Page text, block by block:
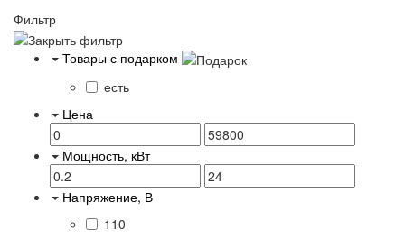
Фильтр
Товары с подарком
есть
Цена
Мощность, кВт
Напряжение, В
110